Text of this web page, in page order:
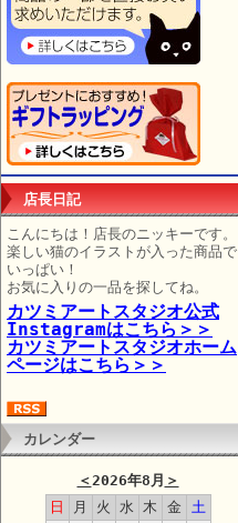
店長日記
こんにちは！店長のニッキーです。
楽しい猫のイラストが入った商品で
いっぱい！
お気に入りの一品を探してね。
カツミアートスタジオ公式
Instagramはこちら＞＞
カツミアートスタジオホーム
ページはこちら＞＞
カレンダー
＜2026年8月 ＞
日
月 火 水 木 金
土